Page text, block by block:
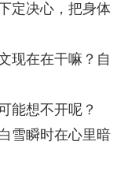
定决心，把身体
现在在干嘛？自
能想不开呢？
雪瞬时在心里暗